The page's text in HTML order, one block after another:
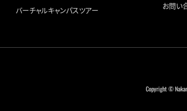
バーチャルキャンパスツアー
お問い
Copyright ©